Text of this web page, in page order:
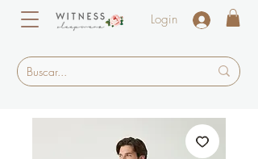
Login